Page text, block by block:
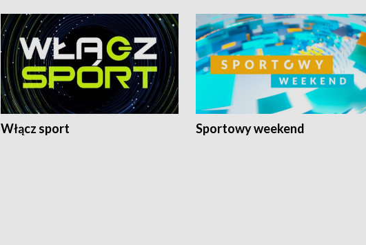
Włącz sport Sportowy weekend